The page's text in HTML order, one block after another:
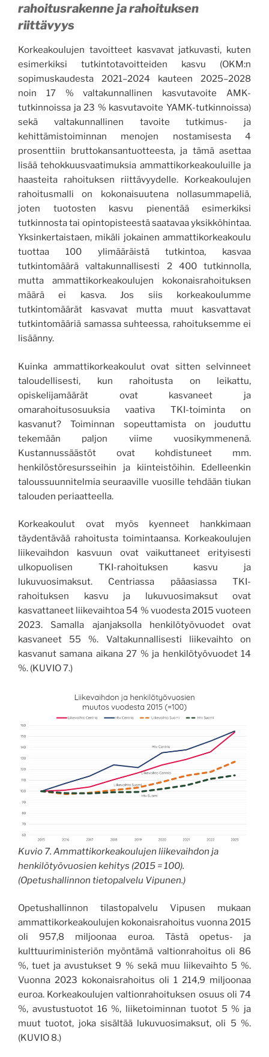
rahoitusrakenne ja rahoituksen
riittävyys
Korkeakoulujen tavoitteet kasvavat jatkuvasti, kuten
esimerkiksi tutkintotavoitteiden kasvu (OKM:n
sopimuskaudesta 2021–2024 kauteen 2025–2028
noin 17 % valtakunnallinen kasvutavoite AMK-
tutkinnoissa ja 23 % kasvutavoite YAMK-tutkinnoissa)
sekä valtakunnallinen tavoite tutkimus- ja
kehittämistoiminnan menojen nostamisesta 4
prosenttiin bruttokansantuotteesta, ja tämä asettaa
lisää tehokkuusvaatimuksia ammattikorkeakouluille ja
haasteita rahoituksen riittävyydelle. Korkeakoulujen
rahoitusmalli on kokonaisuutena nollasummapeliä,
joten tuotosten kasvu pienentää esimerkiksi
tutkinnosta tai opintopisteestä saatavaa yksikköhintaa.
Yksinkertaistaen, mikäli jokainen ammattikorkeakoulu
tuottaa 100 ylimääräistä tutkintoa, kasvaa
tutkintomäärä valtakunnallisesti 2 400 tutkinnolla,
mutta ammattikorkeakoulujen kokonaisrahoituksen
määrä ei kasva. Jos siis korkeakoulumme
tutkintomäärät kasvavat mutta muut kasvattavat
tutkintomääriä samassa suhteessa, rahoituksemme ei
lisäänny.
Kuinka ammattikorkeakoulut ovat sitten selvinneet
taloudellisesti, kun rahoitusta on leikattu,
opiskelijamäärät ovat kasvaneet ja
omarahoitusosuuksia vaativa TKI-toiminta on
kasvanut? Toiminnan sopeuttamista on jouduttu
tekemään paljon viime vuosikymmenenä.
Kustannussäästöt ovat kohdistuneet mm.
henkilöstöresursseihin ja kiinteistöihin. Edelleenkin
taloussuunnitelmia seuraaville vuosille tehdään tiukan
talouden periaatteella.
Korkeakoulut ovat myös kyenneet hankkimaan
täydentävää rahoitusta toimintaansa. Korkeakoulujen
liikevaihdon kasvuun ovat vaikuttaneet erityisesti
ulkopuolisen TKI-rahoituksen kasvu ja
lukuvuosimaksut. Centriassa pääasiassa TKI-
rahoituksen kasvu ja lukuvuosimaksut ovat
kasvattaneet liikevaihtoa 54 % vuodesta 2015 vuoteen
2023. Samalla ajanjaksolla henkilötyövuodet ovat
kasvaneet 55 %. Valtakunnallisesti liikevaihto on
kasvanut samana aikana 27 % ja henkilötyövuodet 14
%. (KUVIO 7.)
Kuvio 7. Ammattikorkeakoulujen liikevaihdon ja
henkilötyövuosien kehitys (2015 = 100).
(Opetushallinnon tietopalvelu Vipunen.)
Opetushallinnon tilastopalvelu Vipusen mukaan
ammattikorkeakoulujen kokonaisrahoitus vuonna 2015
oli 957,8 miljoonaa euroa. Tästä opetus- ja
kulttuuriministeriön myöntämä valtionrahoitus oli 86
%, tuet ja avustukset 9 % sekä muu liikevaihto 5 %.
Vuonna 2023 kokonaisrahoitus oli 1 214,9 miljoonaa
euroa. Korkeakoulujen valtionrahoituksen osuus oli 74
%, avustustuotot 16 %, liiketoiminnan tuotot 5 % ja
muut tuotot, joka sisältää lukuvuosimaksut, oli 5 %.
(KUVIO 8.)